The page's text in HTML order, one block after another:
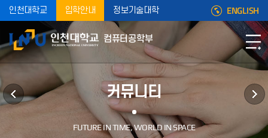
인천대학교 입학안내 정보기술대학 ENGLISH
컴퓨터공학부
커뮤니티